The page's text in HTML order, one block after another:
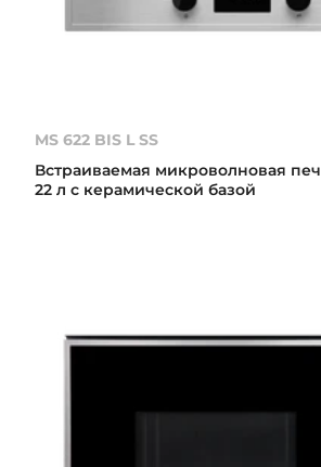
MS 622 BIS L SS
Встраиваемая микроволновая
22 л с керамической базой